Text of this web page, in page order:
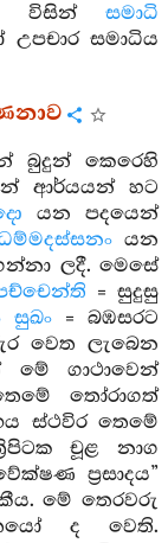
විසින් සමාධි
සමාධිය
බුදුන් කෙරෙහි
ආර්යයන් හට
යන පදයෙන්
යන
ලදී. මෙසේ
= සුදුසු
සුඛං = බඹසරට
වෙත ලැබෙන
ගාථාවෙන්
තෝරාගත්
ස්ථවිර තෙමේ
චූළ නාග
ප්‍රසාදය”
මේ තෙරවරු
ද වෙති.